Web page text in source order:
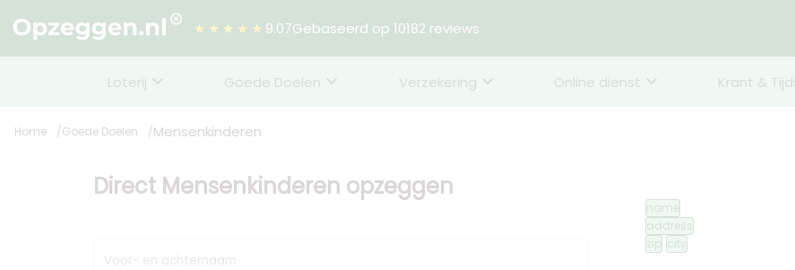
★★★★★ 9.07Gebaseerd op 10182 reviews
Loterij Goede Doelen Verzekering Online dienst Krant &
Home Goede Doelen Mensenkinderen
Direct Mensenkinderen opzeggen
Voor- en achternaam
name
address
zip city